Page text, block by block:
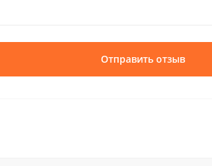
Отправить отзыв